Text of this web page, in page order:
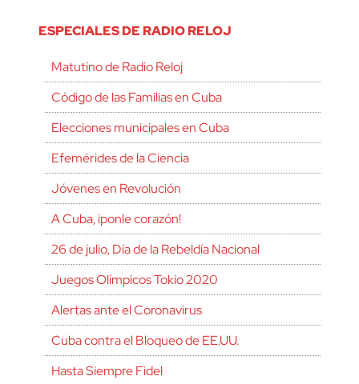
ESPECIALES DE RADIO RELOJ
Matutino de Radio Reloj
Código de las Familias en Cuba
Elecciones municipales en Cuba
Efemérides de la Ciencia
Jóvenes en Revolución
A Cuba, ¡ponle corazón!
26 de julio, Día de la Rebeldía Nacional
Juegos Olímpicos Tokio 2020
Alertas ante el Coronavirus
Cuba contra el Bloqueo de EE.UU.
Hasta Siempre Fidel